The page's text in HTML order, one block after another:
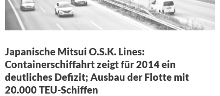
Japanische Mitsui O.S.K. Lines:
Containerschiffahrt zeigt für 2014 ein
deutliches Defizit; Ausbau der Flotte mit
20.000 TEU-Schiffen